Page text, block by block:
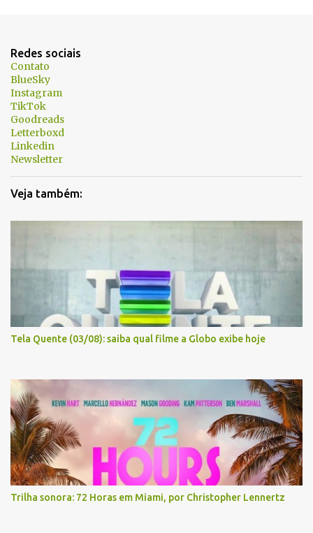
á
r
i
o
s
Redes sociais
Contato
BlueSky
Instagram
TikTok
Goodreads
Letterboxd
Linkedin
Newsletter
Veja também:
Tela Quente (03/08): saiba qual filme a Globo exibe hoje
Trilha sonora: 72 Horas em Miami, por Christopher Lennertz